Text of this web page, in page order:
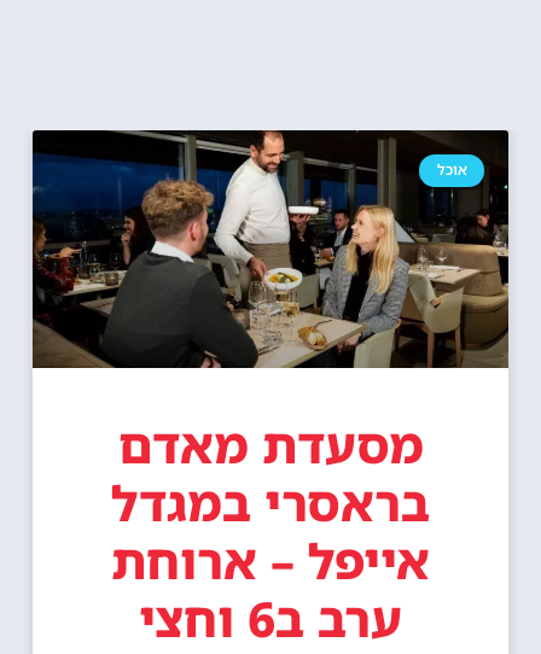
אוכל
מסעדת מאדם
בראסרי במגדל
אייפל – ארוחת
ערב ב6 וחצי